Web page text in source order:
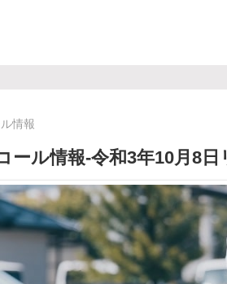
情報
ール情報-令和3年10月8日